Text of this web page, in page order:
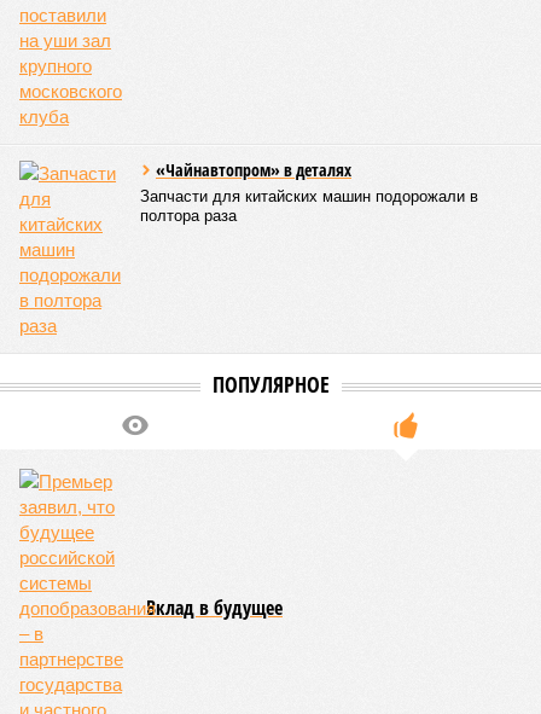
«Чайнавтопром» в деталях
Запчасти для китайских машин подорожали в
полтора раза
ПОПУЛЯРНОЕ
Вклад в будущее